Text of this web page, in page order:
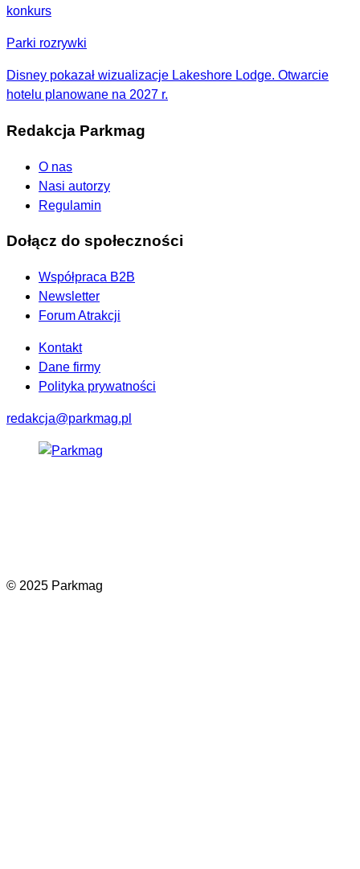
konkurs
Parki rozrywki
Disney pokazał wizualizacje Lakeshore Lodge. Otwarcie
hotelu planowane na 2027 r.
Redakcja Parkmag
O nas
Nasi autorzy
Regulamin
Dołącz do społeczności
Współpraca B2B
Newsletter
Forum Atrakcji
Kontakt
Dane firmy
Polityka prywatności
redakcja@parkmag.pl
© 2025 Parkmag